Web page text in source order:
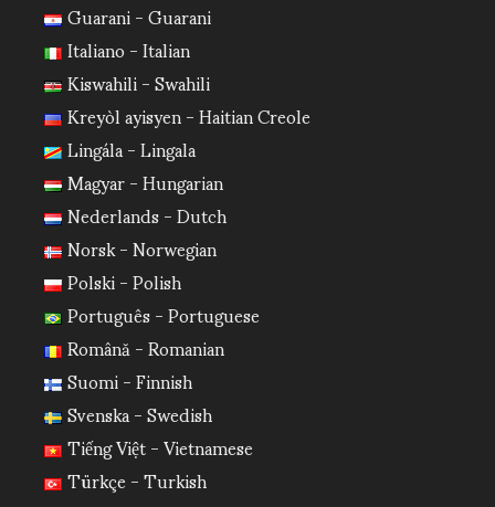
Guarani - Guarani
Italiano - Italian
Kiswahili - Swahili
Kreyòl ayisyen - Haitian Creole
Lingála - Lingala
Magyar - Hungarian
Nederlands - Dutch
Norsk - Norwegian
Polski - Polish
Português - Portuguese
Română - Romanian
Suomi - Finnish
Svenska - Swedish
Tiếng Việt - Vietnamese
Türkçe - Turkish